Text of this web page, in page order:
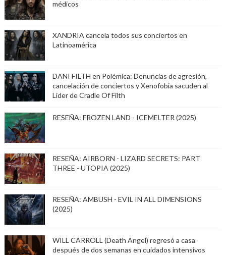
médicos
XANDRIA cancela todos sus conciertos en
Latinoamérica
DANI FILTH en Polémica: Denuncias de agresión,
cancelación de conciertos y Xenofobia sacuden al
Lider de Cradle Of Filth
RESEÑA: FROZEN LAND - ICEMELTER (2025)
RESEÑA: AIRBORN - LIZARD SECRETS: PART
THREE - UTOPIA (2025)
RESEÑA: AMBUSH - EVIL IN ALL DIMENSIONS
(2025)
WILL CARROLL (Death Angel) regresó a casa
después de dos semanas en cuidados intensivos